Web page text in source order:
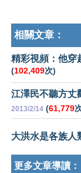
相關文章：
精彩視頻：他穿
(102,409次)
江澤民不聽方丈
2013/2/14 (61,779
大洪水是各族人
更多文章導讀：